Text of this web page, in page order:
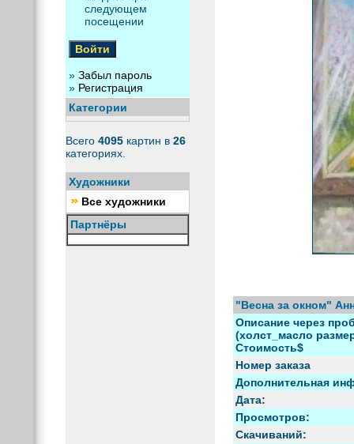
следующем
посещении
» Забыл пароль
» Регистрация
Категории
Всего 4095 картин в 26
категориях.
Художники
Все художники
Партнёры
"Весна за окном"
Описание через
(холст_масло
Стоимость$
Номер заказа
Дополнительная
Дата:
Просмотров:
Скачиваний: